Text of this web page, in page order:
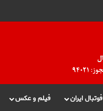
فوتبال ایران فیلم و عکس